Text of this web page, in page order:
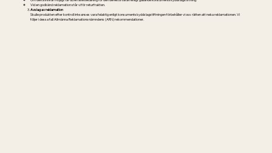
Vid en godkänd reklamation står vi för returfrakten.
Avslag av reklamation
Skulle produkten efter kontroll inte anses vara felaktig enligt konsumentskyddslagstiftningen förbehåller vi oss rätten att neka reklamationen. Vi
följer i dessa fall Allmänna Reklamationsnämndens (ARN) rekommendationer.